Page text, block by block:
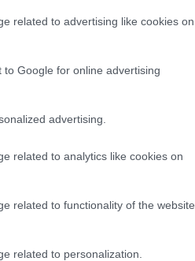
related to advertising like cookies on
Google for online advertising
advertising.
related to analytics like cookies on
related to functionality of the website
related to personalization.
5komment